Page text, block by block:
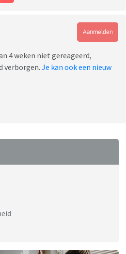
Aanmelden
4 weken niet gereageerd,
verborgen. Je kan ook een nieuw